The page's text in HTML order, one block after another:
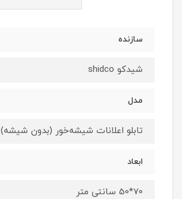
سازنده
شیدکو shidco
مدل
تابلو اعلانات شیشه‌خور (بدون شیشه)
ابعاد
70*50 سانتی متر